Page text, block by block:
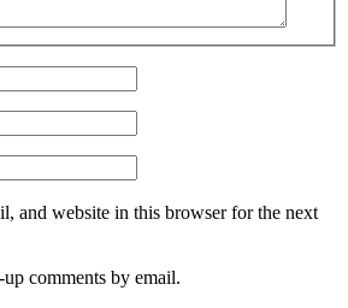
and website in this browser for the next
comments by email.